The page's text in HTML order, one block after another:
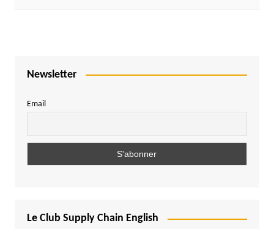
Newsletter
Email
Le Club Supply Chain English